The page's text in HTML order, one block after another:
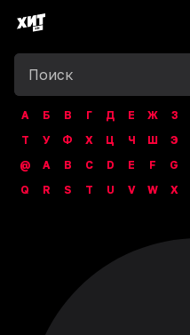
А Б В Г Д Е Ж З
Т
У Ф Х Ц Ч Ш Э
@
A B C D E F G
Q
R S T U V W X